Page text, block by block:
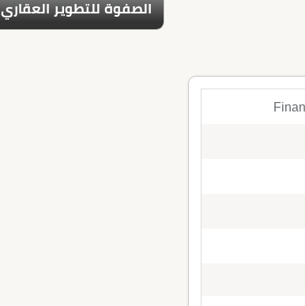
الصفوة للتطوير العقاري